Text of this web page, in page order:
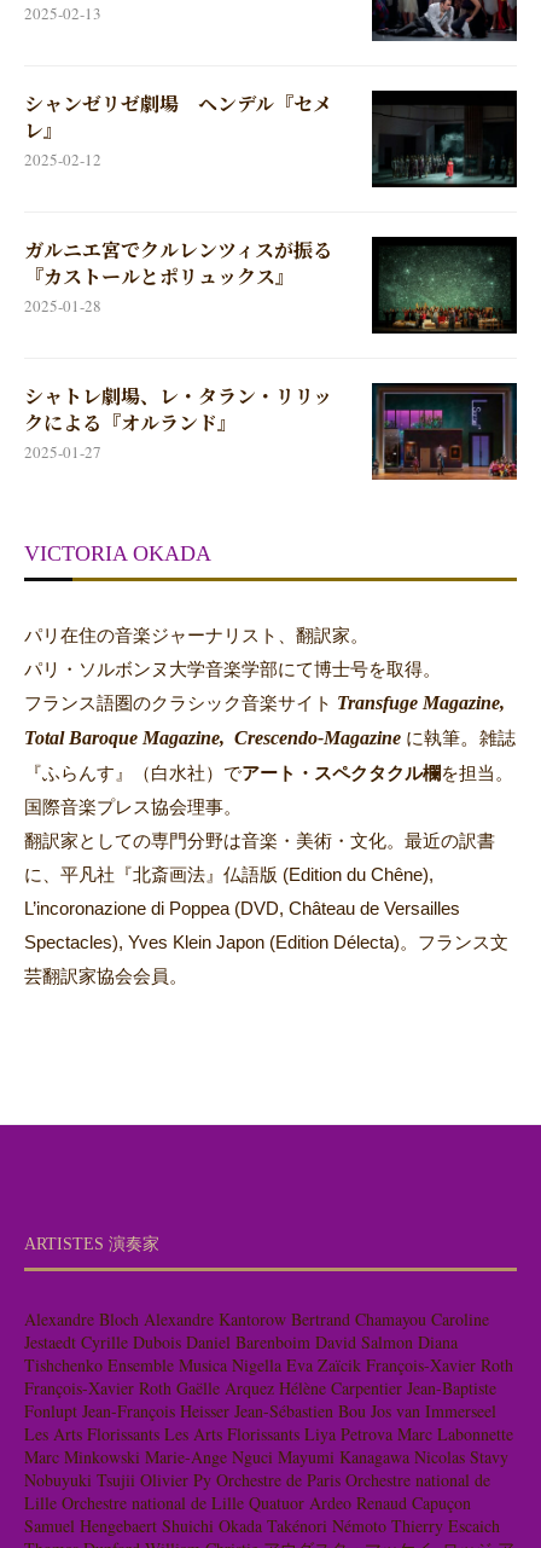
2025-02-13
シャンゼリゼ劇場 ヘンデル『セメ
レ』
2025-02-12
ガルニエ宮でクルレンツィスが振る
『カストールとポリュックス』
2025-01-28
シャトレ劇場、レ・タラン・リリッ
クによる『オルランド』
2025-01-27
VICTORIA OKADA
パリ在住の音楽ジャーナリスト、翻訳家。
パリ・ソルボンヌ大学音楽学部にて博士号を取得。
フランス語圏のクラシック音楽サイト Transfuge Magazine,
Total Baroque Magazine, Crescendo-Magazine に執筆。 雑誌
『ふらんす』（白水社）でアート・スペクタクル欄を担当。
国際音楽プレス協会理事。
翻訳家としての専門分野は音楽・美術・文化。最近の訳書
に、平凡社『北斎画法』仏語版 (Edition du Chêne),
L’incoronazione di Poppea (DVD, Château de Versailles
Spectacles), Yves Klein Japon (Edition Délecta)。フランス文
芸翻訳家協会会員。
ARTISTES 演奏家
Alexandre Bloch Alexandre Kantorow Bertrand Chamayou Caroline
Jestaedt Cyrille Dubois Daniel Barenboim David Salmon Diana
Tishchenko Ensemble Musica Nigella Eva Zaïcik François-Xavier Roth
François-Xavier Roth Gaëlle Arquez Hélène Carpentier Jean-Baptiste
Fonlupt Jean-François Heisser Jean-Sébastien Bou Jos van Immerseel
Les Arts Florissants Les Arts Florissants Liya Petrova Marc Labonnette
Marc Minkowski Marie-Ange Nguci Mayumi Kanagawa Nicolas Stavy
Nobuyuki Tsujii Olivier Py Orchestre de Paris Orchestre national de
Lille Orchestre national de Lille Quatuor Ardeo Renaud Capuçon
Samuel Hengebaert Shuichi Okada Takénori Némoto Thierry Escaich